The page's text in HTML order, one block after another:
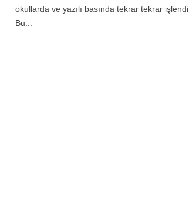
okullarda ve yazılı basında tekrar tekrar işlendi.
Bu...